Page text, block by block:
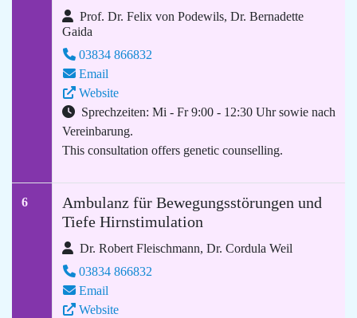
Prof. Dr. Felix von Podewils, Dr. Bernadette
Gaida
03834 866832
Email
Website
Sprechzeiten: Mi - Fr 9:00 - 12:30 Uhr sowie nach
Vereinbarung.
This consultation offers genetic counselling.
6
Ambulanz für Bewegungsstörungen und
Tiefe Hirnstimulation
Dr. Robert Fleischmann, Dr. Cordula Weil
03834 866832
Email
Website